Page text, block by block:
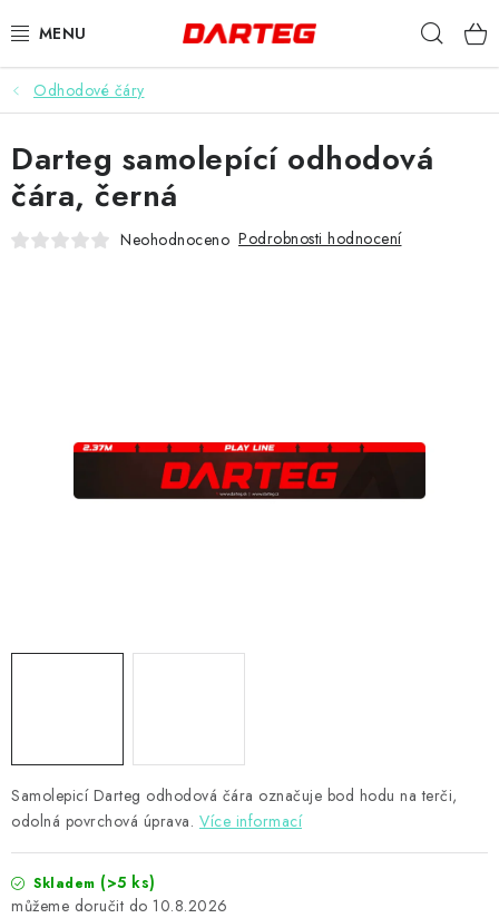
na
ŠIPKY
TERČE
DOPLŇKY K TERČI
POUZDRA
PŘÍSLUŠENSTVÍ
Kontakty Hodnocení obchodu
Odhodové čáry
Samolepicí Darteg odhodová čára označuje bod hodu na terči,
odolná povrchová úprava. Více informací
Skladem (>5 ks)
10.8.2026
Darteg samolepící odhodová
čára, černá
Neohodnoceno Podrobnosti hodnocení